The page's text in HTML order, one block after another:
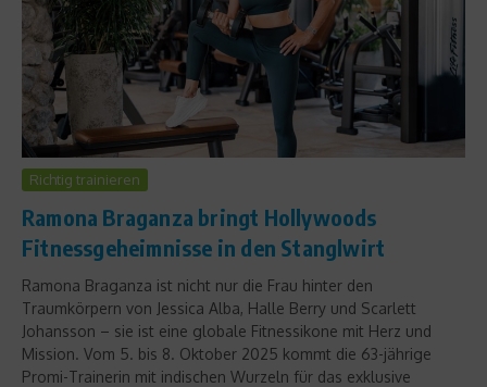
Richtig trainieren
Ramona Braganza bringt Hollywoods
Fitnessgeheimnisse in den Stanglwirt
Ramona Braganza ist nicht nur die Frau hinter den
Traumkörpern von Jessica Alba, Halle Berry und Scarlett
Johansson – sie ist eine globale Fitnessikone mit Herz und
Mission. Vom 5. bis 8. Oktober 2025 kommt die 63-jährige
Promi-Trainerin mit indischen Wurzeln für das exklusive